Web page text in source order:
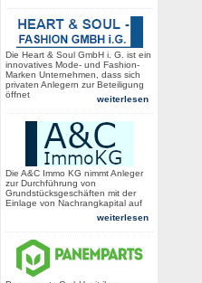
Die Heart & Soul GmbH i. G. ist ein
innovatives Mode- und Fashion-
Marken Unternehmen, dass sich
privaten Anlegern zur Beteiligung
öffnet
weiterlesen
Die A&C Immo KG nimmt Anleger
zur Durchführung von
Grundstücksgeschäften mit der
Einlage von Nachrangkapital auf
weiterlesen